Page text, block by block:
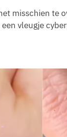
misschien te
vleugje